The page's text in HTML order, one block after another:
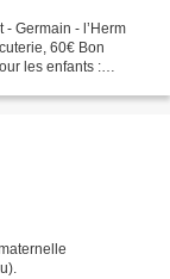
Germain - l’Herm
60€ Bon
les enfants :